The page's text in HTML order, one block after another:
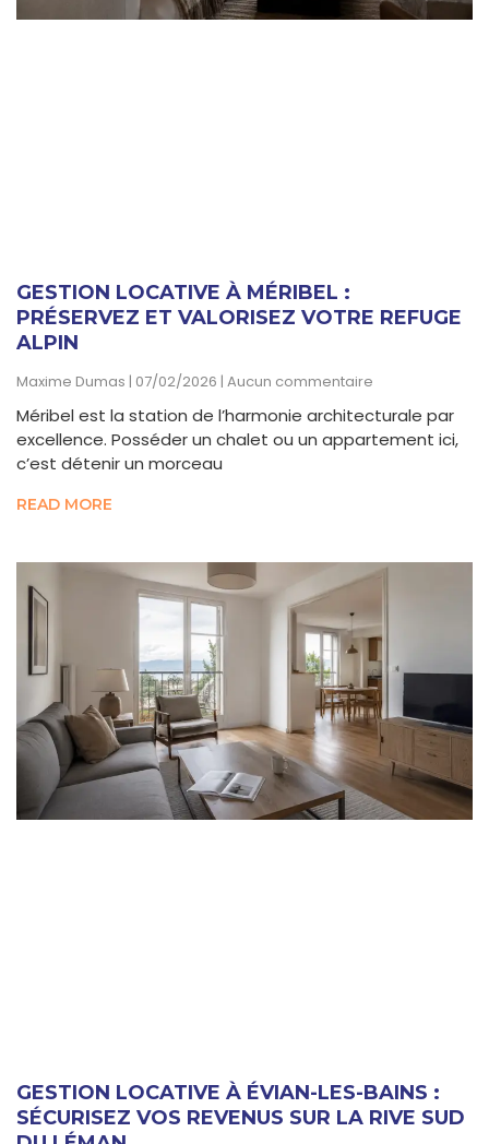
GESTION LOCATIVE À MÉRIBEL :
PRÉSERVEZ ET VALORISEZ VOTRE REFUGE
ALPIN
Maxime Dumas 07/02/2026 Aucun commentaire
Méribel est la station de l’harmonie architecturale par
excellence. Posséder un chalet ou un appartement ici,
c’est détenir un morceau
READ MORE
GESTION LOCATIVE À ÉVIAN-LES-BAINS :
SÉCURISEZ VOS REVENUS SUR LA RIVE SUD